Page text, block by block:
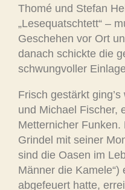
Thomé und Stefan
„Lesequatschtett“ –
Geschehen vor Ort
danach schickte die
schwungvoller
Frisch gestärkt
und Michael Fischer,
Metternicher
Grindel mit seiner
sind die Oasen im
Männer die Kamele“)
abgefeuert hatte,